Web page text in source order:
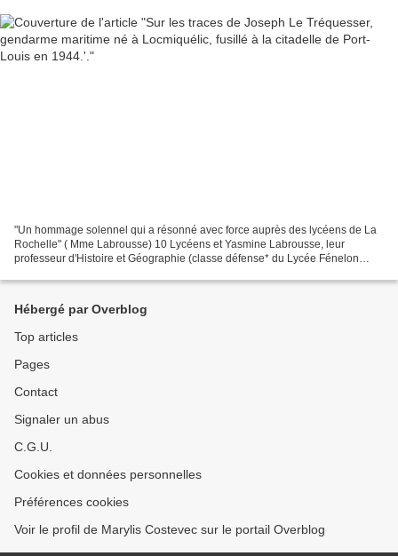
"Un hommage solennel qui a résonné avec force auprès des lycéens de La
Rochelle" ( Mme Labrousse) 10 Lycéens et Yasmine Labrousse, leur
professeur d'Histoire et Géographie (classe défense* du Lycée Fénelon
Hébergé par Overblog
Top articles
Pages
Contact
Signaler un abus
C.G.U.
Cookies et données personnelles
Préférences cookies
Voir le profil de Marylis Costevec sur le portail Overblog